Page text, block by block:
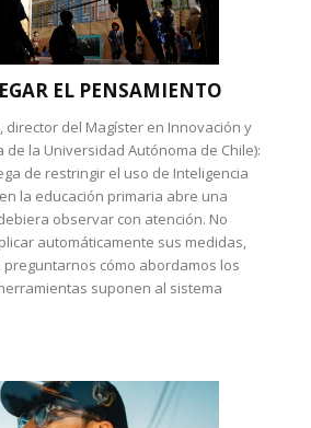
EL PENSAMIENTO
director del Magíster en Innovación y
de la Universidad Autónoma de Chile):
de restringir el uso de Inteligencia
la educación primaria abre una
observar con atención. No
automáticamente sus medidas,
cómo abordamos los
suponen al sistema